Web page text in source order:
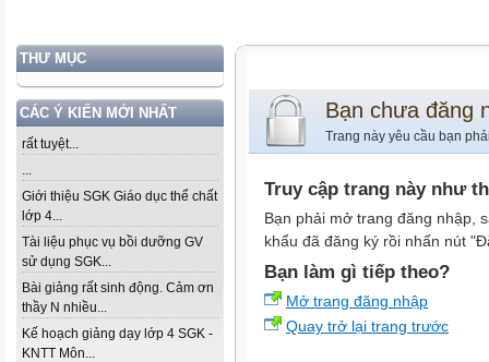
THƯ MỤC
CÁC Ý KIẾN MỚI NHẤT
rất tuyệt...
...
Giới thiệu SGK Giáo dục thể chất
lớp 4...
Tài liệu phục vụ bồi dưỡng GV
sử dụng SGK...
Bài giảng rất sinh động. Cảm ơn
thầy N nhiều...
Kế hoạch giảng dạy lớp 4 SGK -
KNTT Môn...
Bạn chưa đăng
Trang này yêu cầu bạn
Truy cập trang này như
Bạn phải mở trang đăng nhập,
khẩu đã đăng ký rồi nhấn nút
Bạn làm gì tiếp theo?
Mở trang đăng nhập
Quay trở lại trang trước